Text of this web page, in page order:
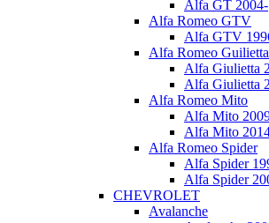
Alfa GT 2004-
Alfa Romeo GTV
Alfa GTV
Alfa Romeo Guilietta
Alfa Giulietta
Alfa Giulietta
Alfa Romeo Mito
Alfa Mito
Alfa Mito
Alfa Romeo Spider
Alfa Spider
Alfa Spider
CHEVROLET
Avalanche